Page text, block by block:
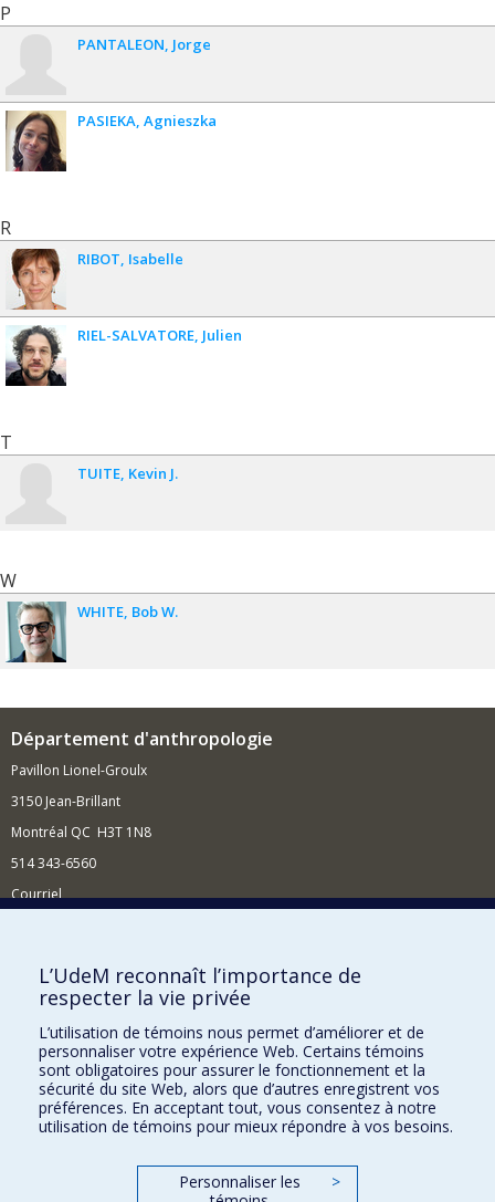
P
PANTALEON Jorge
PASIEKA Agnieszka
R
RIBOT Isabelle
RIEL-SALVATORE Julien
T
TUITE Kevin J.
W
WHITE Bob W.
Département d'anthropologie
Pavillon Lionel-Groulx
3150 Jean-Brillant
Montréal QC H3T 1N8
514 343-6560
Courriel
Comment soutenir le Département?
BESOIN D'AIDE?
Plan du site
Signaler une erreur
Accessibilité
FACULTÉ DES ARTS ET DES SCIENCES
Nos départements et écoles
L’UdeM reconnaît l’importance de
respecter la vie privée
L’utilisation de témoins nous permet d’améliorer et de
personnaliser votre expérience Web. Certains témoins
sont obligatoires pour assurer le fonctionnement et la
sécurité du site Web, alors que d’autres enregistrent vos
préférences. En acceptant tout, vous consentez à notre
utilisation de témoins pour mieux répondre à vos besoins.
Personnaliser les
>